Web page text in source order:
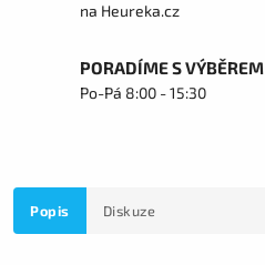
na Heureka.cz
PORADÍME S VÝBĚREM
Po-Pá 8:00 - 15:30
Popis Diskuze